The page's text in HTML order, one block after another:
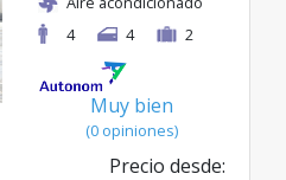
4
4 2
Muy bien
(0 opiniones)
Precio desde: